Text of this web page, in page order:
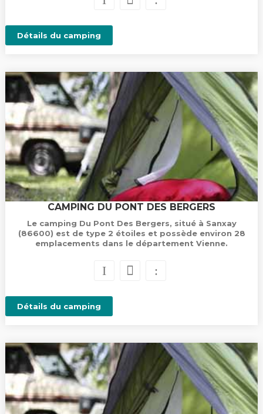
Détails du camping
CAMPING DU PONT DES BERGERS
Le camping Du Pont Des Bergers, situé à Sanxay
(86600) est de type 2 étoiles et possède environ 28
emplacements dans le département Vienne.
Détails du camping